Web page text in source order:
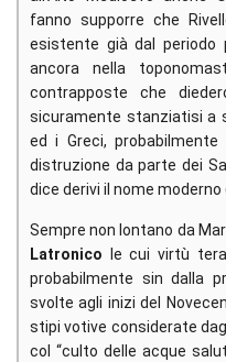
fanno supporre che
esistente già dal periodo
ancora nella
contrapposte che
sicuramente stanziatisi a
ed i Greci,
distruzione da parte dei
dice derivi il nome moderno
Sempre non lontano da
Latronico le cui virtù
probabilmente sin dalla
svolte agli inizi del
stipi votive considerate
col “culto delle acque